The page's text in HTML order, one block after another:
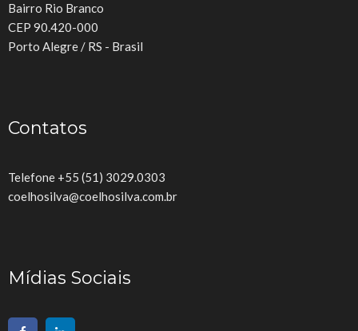
Bairro Rio Branco
CEP 90.420-000
Porto Alegre / RS - Brasil
Contatos
Telefone +55 (51) 3029.0303
coelhosilva@coelhosilva.com.br
Mídias Sociais